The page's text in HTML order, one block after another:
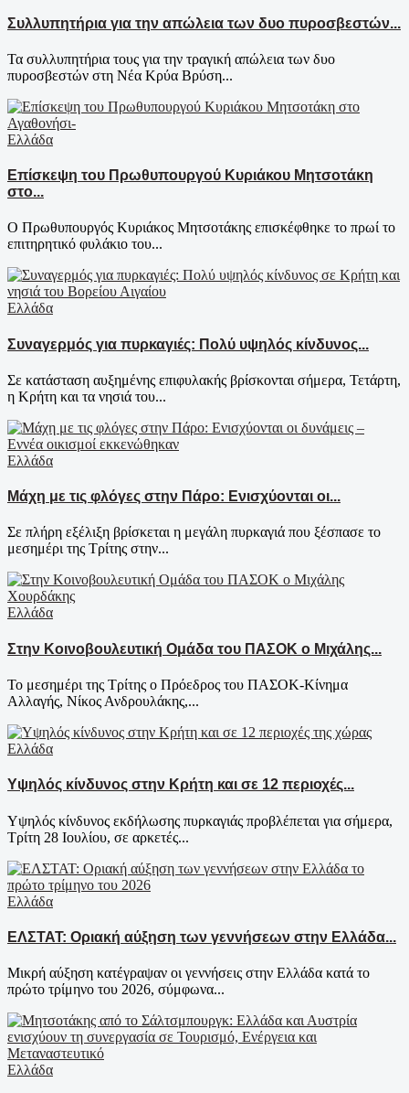
Συλλυπητήρια για την απώλεια των δυο πυροσβεστών...
Τα συλλυπητήρια τους για την τραγική απώλεια των δυο
πυροσβεστών στη Νέα Κρύα Βρύση...
Ελλάδα
Επίσκεψη του Πρωθυπουργού Κυριάκου Μητσοτάκη
στο...
Ο Πρωθυπουργός Κυριάκος Μητσοτάκης επισκέφθηκε το πρωί το
επιτηρητικό φυλάκιο του...
Ελλάδα
Συναγερμός για πυρκαγιές: Πολύ υψηλός κίνδυνος...
Σε κατάσταση αυξημένης επιφυλακής βρίσκονται σήμερα, Τετάρτη,
η Κρήτη και τα νησιά του...
Ελλάδα
Μάχη με τις φλόγες στην Πάρο: Ενισχύονται οι...
Σε πλήρη εξέλιξη βρίσκεται η μεγάλη πυρκαγιά που ξέσπασε το
μεσημέρι της Τρίτης στην...
Ελλάδα
Στην Κοινοβουλευτική Ομάδα του ΠΑΣΟΚ ο Μιχάλης...
Το μεσημέρι της Τρίτης ο Πρόεδρος του ΠΑΣΟΚ-Κίνημα
Αλλαγής, Νίκος Ανδρουλάκης,...
Ελλάδα
Υψηλός κίνδυνος στην Κρήτη και σε 12 περιοχές...
Υψηλός κίνδυνος εκδήλωσης πυρκαγιάς προβλέπεται για σήμερα,
Τρίτη 28 Ιουλίου, σε αρκετές...
Ελλάδα
ΕΛΣΤΑΤ: Οριακή αύξηση των γεννήσεων στην Ελλάδα...
Μικρή αύξηση κατέγραψαν οι γεννήσεις στην Ελλάδα κατά το
πρώτο τρίμηνο του 2026, σύμφωνα...
Ελλάδα